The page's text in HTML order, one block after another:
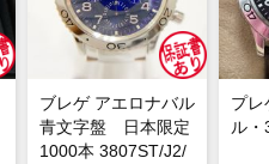
コ
ブレゲ アエロナバル
青文字盤 日本限定
1000本 3807ST/J2/
プレ
ル・